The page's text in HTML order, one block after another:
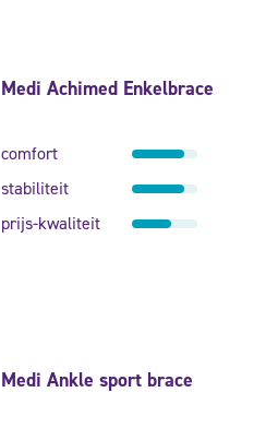
Medi Achimed Enkelbrace
comfort
stabiliteit
prijs-kwaliteit
Medi Ankle sport brace